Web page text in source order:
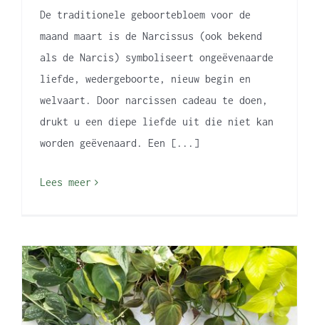
De traditionele geboortebloem voor de
maand maart is de Narcissus (ook bekend
als de Narcis) symboliseert ongeëvenaarde
liefde, wedergeboorte, nieuw begin en
welvaart. Door narcissen cadeau te doen,
drukt u een diepe liefde uit die niet kan
worden geëvenaard. Een [...]
Lees meer